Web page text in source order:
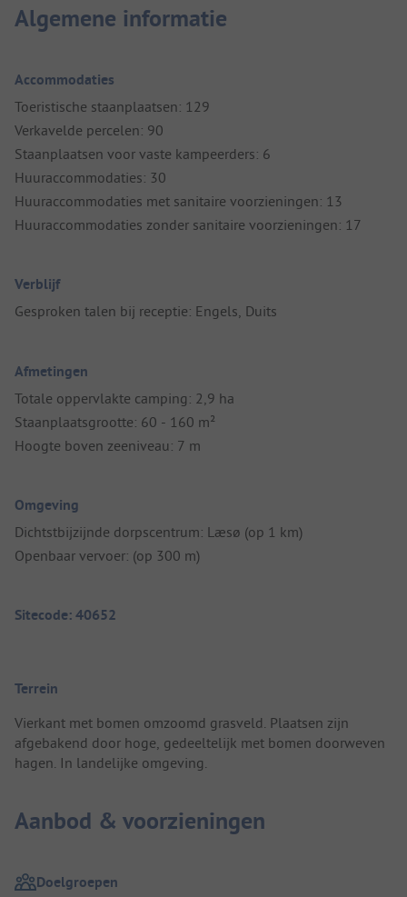
Algemene informatie
Accommodaties
Toeristische staanplaatsen: 129
Verkavelde percelen: 90
Staanplaatsen voor vaste kampeerders: 6
Huuraccommodaties: 30
Huuraccommodaties met sanitaire voorzieningen: 13
Huuraccommodaties zonder sanitaire voorzieningen: 17
Verblijf
Gesproken talen bij receptie: Engels, Duits
Afmetingen
Totale oppervlakte camping: 2,9 ha
Staanplaatsgrootte: 60 - 160 m²
Hoogte boven zeeniveau: 7 m
Omgeving
Dichtstbijzijnde dorpscentrum: Læsø (op 1 km)
Openbaar vervoer: (op 300 m)
Sitecode: 40652
Terrein
Vierkant met bomen omzoomd grasveld. Plaatsen zijn
afgebakend door hoge, gedeeltelijk met bomen doorweven
hagen. In landelijke omgeving.
Aanbod & voorzieningen
Doelgroepen